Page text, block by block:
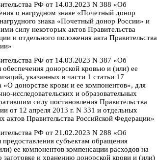
РФ от 14.03.2023 N 388 «Об
о нагрудном знаке «Почетный донор
знака «Почетный донор России» и
силу некоторых актов Правительства
и отдельного положения акта Правительства
РФ от 14.03.2023 N 387 «Об
донорской кровью и (или) ее
указанных в части 1 статьи 17
«О донорстве крови и ее компонентов», для
исследовательских и образовательных
силу постановления Правительства
от 12 апреля 2013 г. N 331 и отдельных
актов Правительства Российской Федерации»
РФ от 21.02.2023 N 288 «Об
субъектам обращения
ее компонентов компенсации расходов на
заготовке и хранению донорской крови и (или)